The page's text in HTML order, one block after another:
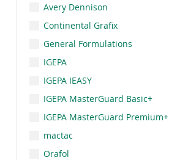
Avery Dennison
Continental Grafix
General Formulations
IGEPA
IGEPA IEASY
IGEPA MasterGuard Basic+
IGEPA MasterGuard Premium+
mactac
Orafol